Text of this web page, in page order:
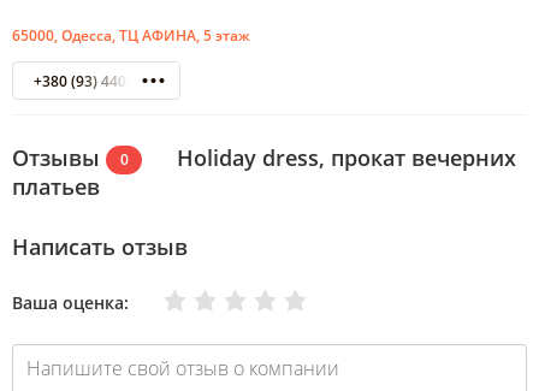
65000, Одесса, ТЦ АФИНА, 5 этаж
+380 (93) 4408813
Отзывы 0
Holiday dress, прокат вечерних
платьев
Написать отзыв
Ваша оценка: Отлично
Хорошо
Нормально
Плохо
Очень плохо